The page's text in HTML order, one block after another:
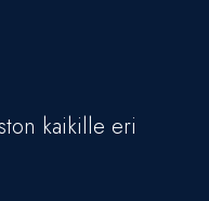
kaikille eri